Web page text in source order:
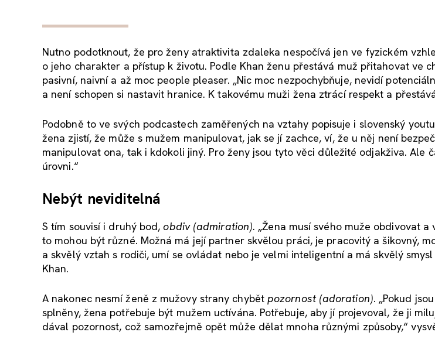
Nutno podotknout, že pro ženy atraktivita zdaleka nespočívá jen ve fyzickém
o jeho charakter a přístup k životu. Podle Khan ženu přestává muž přitahovat ve
pasivní, naivní a až moc people pleaser. „Nic moc nezpochybňuje, nevidí
a není schopen si nastavit hranice. K takovému muži žena ztrácí respekt a
Podobně to ve svých podcastech zaměřených na vztahy popisuje i slovenský
žena zjistí, že může s mužem manipulovat, jak se jí zachce, ví, že u něj není
manipulovat ona, tak i kdokoli jiný. Pro ženy jsou tyto věci důležité odjakživa. Ale
úrovni.“
Nebýt neviditelná
S tím souvisí i druhý bod,obdiv (admiration). „Žena musí svého muže obdivovat
to mohou být různé. Možná má její partner skvělou práci, je pracovitý a šikovný,
a skvělý vztah s rodiči, umí se ovládat nebo je velmi inteligentní a má skvělý
Khan.
A nakonec nesmí ženě z mužovy strany chybět pozornost (adoration). „Pokud
splněny, žena potřebuje být mužem uctívána. Potřebuje, aby jí projevoval, že ji
dával pozornost, což samozřejmě opět může dělat mnoha různými způsoby,“